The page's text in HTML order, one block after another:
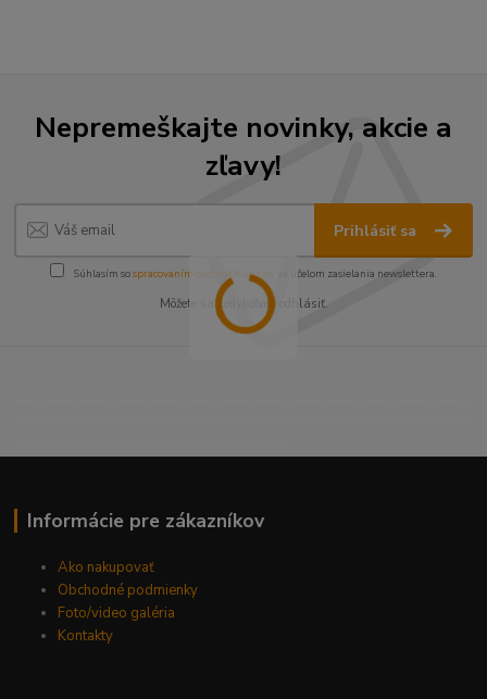
Nepremeškajte novinky, akcie a
zľavy!
Prihlásiť sa
Súhlasím sospracovaním osobných údajov za účelom zasielania newslettera.
Môžete sa kedykoľvek odhlásiť.
Informácie pre zákazníkov
Ako nakupovať
Obchodné podmienky
Foto/video galéria
Kontakty